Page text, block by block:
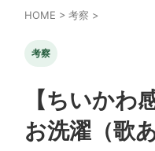
HOME > 考察 >
考察
【ちいかわ
お洗濯（歌あ